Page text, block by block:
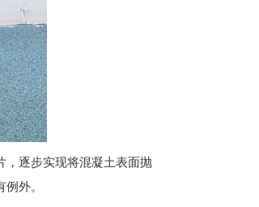
，逐步实现将混凝土表面抛
外。